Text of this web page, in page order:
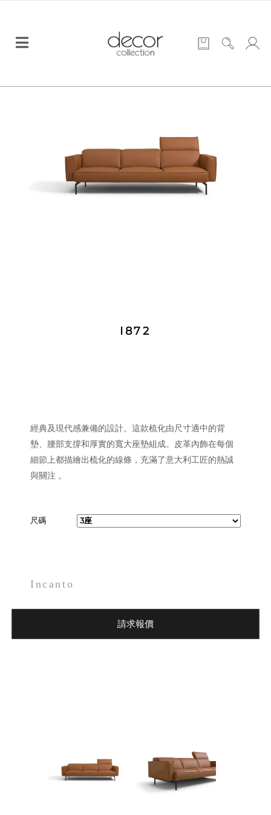
I872
經典及現代感兼備的設計。這款梳化由尺寸適中的背
墊、腰部支撐和厚實的寬大座墊組成。皮革內飾在每個
細節上都描繪出梳化的線條，充滿了意大利工匠的熱誠
與關注 。
尺碼
Incanto